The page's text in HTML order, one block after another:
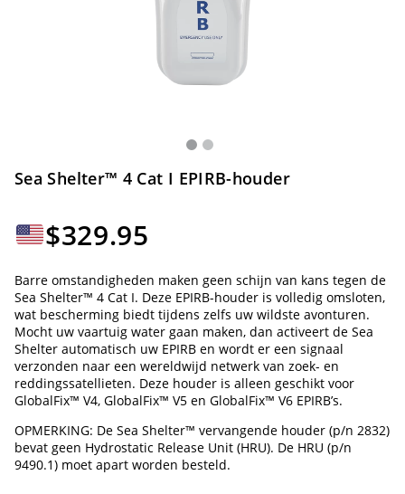
Sea Shelter™ 4 Cat I EPIRB-houder
$329.95
Barre omstandigheden maken geen schijn van kans tegen de
Sea Shelter™ 4 Cat I. Deze EPIRB-houder is volledig omsloten,
wat bescherming biedt tijdens zelfs uw wildste avonturen.
Mocht uw vaartuig water gaan maken, dan activeert de Sea
Shelter automatisch uw EPIRB en wordt er een signaal
verzonden naar een wereldwijd netwerk van zoek- en
reddingssatellieten. Deze houder is alleen geschikt voor
GlobalFix™ V4, GlobalFix™ V5 en GlobalFix™ V6 EPIRB’s.
OPMERKING: De Sea Shelter™ vervangende houder (p/n 2832)
bevat geen Hydrostatic Release Unit (HRU). De HRU (p/n
9490.1) moet apart worden besteld.